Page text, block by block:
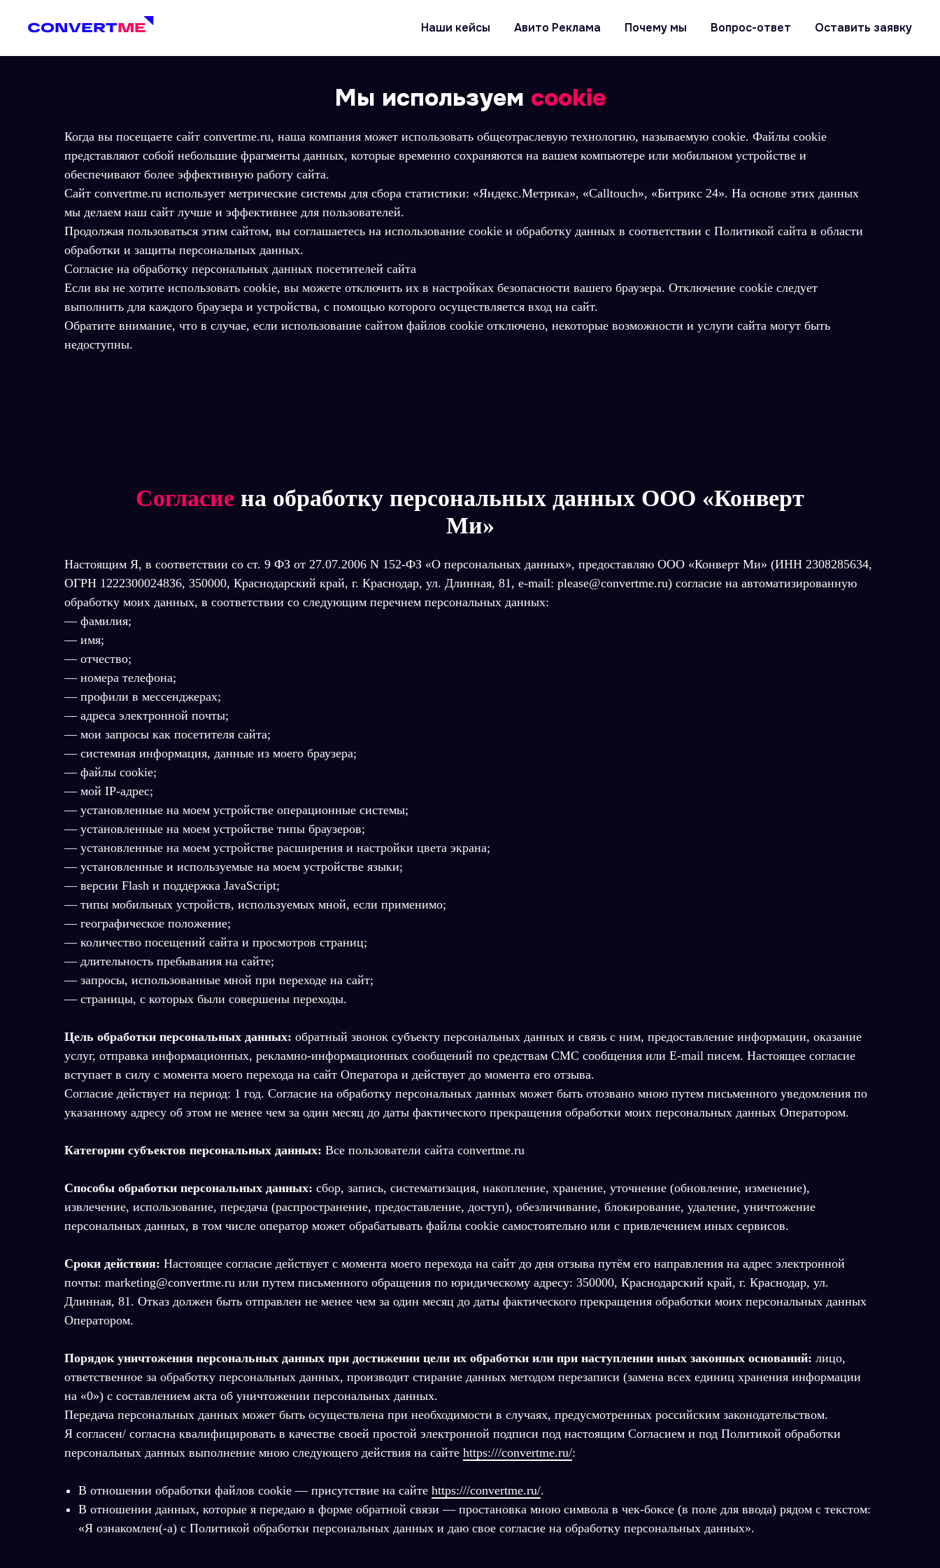
Наши кейсы Авито Реклама Почему мы Вопрос-ответ Оставить заявку
Мы используем cookie
Когда вы посещаете сайт convertme.ru, наша компания может использовать общеотраслевую технологию, называемую cookie. Файлы cookie
представляют собой небольшие фрагменты данных, которые временно сохраняются на вашем компьютере или мобильном устройстве и
обеспечивают более эффективную работу сайта.
Сайт convertme.ru использует метрические системы для сбора статистики: «Яндекс.Метрика», «Calltouch», «Битрикс 24». На основе этих данных
мы делаем наш сайт лучше и эффективнее для пользователей.
Продолжая пользоваться этим сайтом, вы соглашаетесь на использование cookie и обработку данных в соответствии с Политикой сайта в области
обработки и защиты персональных данных.
Согласие на обработку персональных данных посетителей сайта
Если вы не хотите использовать cookie, вы можете отключить их в настройках безопасности вашего браузера. Отключение cookie следует
выполнить для каждого браузера и устройства, с помощью которого осуществляется вход на сайт.
Обратите внимание, что в случае, если использование сайтом файлов cookie отключено, некоторые возможности и услуги сайта могут быть
недоступны.
Согласие на обработку персональных данных ООО «Конверт
Ми»
Настоящим Я, в соответствии со ст. 9 ФЗ от 27.07.2006 N 152-ФЗ «О персональных данных», предоставляю ООО «Конверт Ми» (ИНН 2308285634,
ОГРН 1222300024836, 350000, Краснодарский край, г. Краснодар, ул. Длинная, 81, e-mail: please@convertme.ru) согласие на автоматизированную
обработку моих данных, в соответствии со следующим перечнем персональных данных:
— фамилия;
— имя;
— отчество;
— номера телефона;
— профили в мессенджерах;
— адреса электронной почты;
— мои запросы как посетителя сайта;
— системная информация, данные из моего браузера;
— файлы cookie;
— мой IP-адрес;
— установленные на моем устройстве операционные системы;
— установленные на моем устройстве типы браузеров;
— установленные на моем устройстве расширения и настройки цвета экрана;
— установленные и используемые на моем устройстве языки;
— версии Flash и поддержка JavaScript;
— типы мобильных устройств, используемых мной, если применимо;
— географическое положение;
— количество посещений сайта и просмотров страниц;
— длительность пребывания на сайте;
— запросы, использованные мной при переходе на сайт;
— страницы, с которых были совершены переходы.
Цель обработки персональных данных: обратный звонок субъекту персональных данных и связь с ним, предоставление информации, оказание
услуг, отправка информационных, рекламно-информационных сообщений по средствам СМС сообщения или E-mail писем. Настоящее согласие
вступает в силу с момента моего перехода на сайт Оператора и действует до момента его отзыва.
Согласие действует на период: 1 год. Согласие на обработку персональных данных может быть отозвано мною путем письменного уведомления по
указанному адресу об этом не менее чем за один месяц до даты фактического прекращения обработки моих персональных данных Оператором.
Категории субъектов персональных данных: Все пользователи сайта convertme.ru
Способы обработки персональных данных: сбор, запись, систематизация, накопление, хранение, уточнение (обновление, изменение),
извлечение, использование, передача (распространение, предоставление, доступ), обезличивание, блокирование, удаление, уничтожение
персональных данных, в том числе оператор может обрабатывать файлы cookie самостоятельно или с привлечением иных сервисов.
Сроки действия: Настоящее согласие действует с момента моего перехода на сайт до дня отзыва путём его направления на адрес электронной
почты: marketing@convertme.ru или путем письменного обращения по юридическому адресу: 350000, Краснодарский край, г. Краснодар, ул.
Длинная, 81. Отказ должен быть отправлен не менее чем за один месяц до даты фактического прекращения обработки моих персональных данных
Оператором.
Порядок уничтожения персональных данных при достижении цели их обработки или при наступлении иных законных оснований: лицо,
ответственное за обработку персональных данных, производит стирание данных методом перезаписи (замена всех единиц хранения информации
на «0») с составлением акта об уничтожении персональных данных.
Передача персональных данных может быть осуществлена при необходимости в случаях, предусмотренных российским законодательством.
Я согласен/ согласна квалифицировать в качестве своей простой электронной подписи под настоящим Согласием и под Политикой обработки
персональных данных выполнение мною следующего действия на сайте https:///convertme.ru/:
В отношении обработки файлов cookie — присутствие на сайте https:///convertme.ru/.
В отношении данных, которые я передаю в форме обратной связи — простановка мною символа в чек-боксе (в поле для ввода) рядом с текстом:
«Я ознакомлен(-а) с Политикой обработки персональных данных и даю свое согласие на обработку персональных данных».